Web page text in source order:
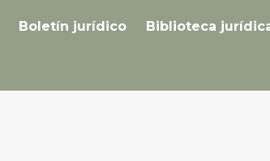
Boletín jurídico Biblioteca